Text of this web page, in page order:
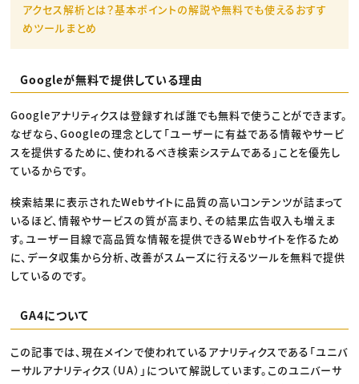
アクセス解析とは？基本ポイントの解説や無料でも使えるおすす
めツールまとめ
Googleが無料で提供している理由
Googleアナリティクスは登録すれば誰でも無料で使うことができます。
なぜなら、Googleの理念として「ユーザーに有益である情報やサービ
スを提供するために、使われるべき検索システムである」ことを優先し
ているからです。
検索結果に表示されたWebサイトに品質の高いコンテンツが詰まって
いるほど、情報やサービスの質が高まり、その結果広告収入も増えま
す。ユーザー目線で高品質な情報を提供できるWebサイトを作るため
に、データ収集から分析、改善がスムーズに行えるツールを無料で提供
しているのです。
GA4について
この記事では、現在メインで使われているアナリティクスである「ユニバ
ーサルアナリティクス（UA）」について解説しています。このユニバーサ